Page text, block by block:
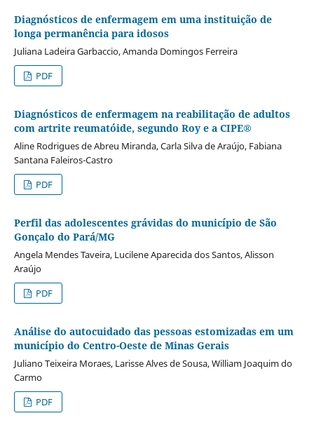
Diagnósticos de enfermagem em uma instituição de
longa permanência para idosos
Juliana Ladeira Garbaccio, Amanda Domingos Ferreira
PDF
Diagnósticos de enfermagem na reabilitação de adultos
com artrite reumatóide, segundo Roy e a CIPE®
Aline Rodrigues de Abreu Miranda, Carla Silva de Araújo, Fabiana
Santana Faleiros-Castro
PDF
Perfil das adolescentes grávidas do município de São
Gonçalo do Pará/MG
Angela Mendes Taveira, Lucilene Aparecida dos Santos, Alisson
Araújo
PDF
Análise do autocuidado das pessoas estomizadas em um
município do Centro-Oeste de Minas Gerais
Juliano Teixeira Moraes, Larisse Alves de Sousa, William Joaquim do
Carmo
PDF